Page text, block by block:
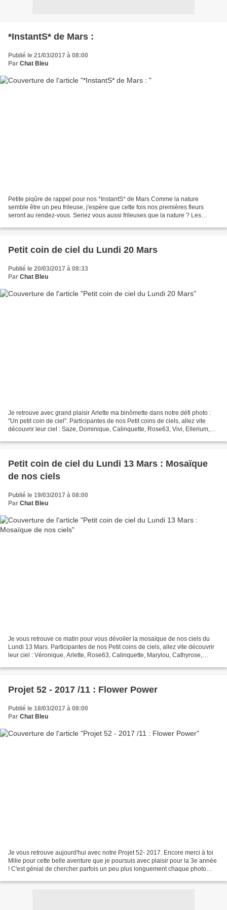
*InstantS* de Mars :
Publié le 21/03/2017 à 08:00
Par Chat Bleu
Petite piqûre de rappel pour nos *InstantS* de Mars Comme la nature
semble être un peu frileuse, j'espère que cette fois nos premières fleurs
seront au rendez-vous. Seriez vous aussi frileuses que la nature ? Les
Petit coin de ciel du Lundi 20 Mars
Publié le 20/03/2017 à 08:33
Par Chat Bleu
Je retrouve avec grand plaisir Arlette ma binômette dans notre défi photo :
"Un petit coin de ciel". Participantes de nos Petit coins de ciels, allez vite
découvrir leur ciel : Saze, Dominique, Calinquette, Rose63, Vivi, Ellerium,
Petit coin de ciel du Lundi 13 Mars : Mosaïque
de nos ciels
Publié le 19/03/2017 à 08:00
Par Chat Bleu
Je vous retrouve ce matin pour vous dévoiler la mosaïque de nos ciels du
Lundi 13 Mars. Participantes de nos Petit coins de ciels, allez vite découvrir
leur ciel : Véronique, Arlette, Rose63, Calinquette, Marylou, Cathyrose,
Projet 52 - 2017 /11 : Flower Power
Publié le 18/03/2017 à 08:00
Par Chat Bleu
Je vous retrouve aujourd'hui avec notre Projet 52- 2017. Encore merci à toi
Milie pour cette belle aventure que je poursuis avec plaisir pour la 3e année
! C'est génial de chercher parfois un peu plus longuement chaque photo